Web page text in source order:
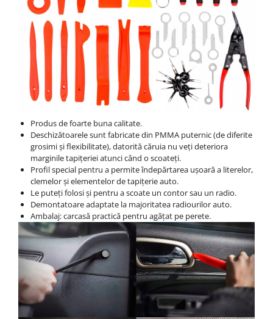
Produs de foarte buna calitate.
Deschizătoarele sunt fabricate din PMMA puternic (de diferite
grosimi și flexibilitate), datorită căruia nu veți deteriora
marginile tapițeriei atunci când o scoateți.
Profil special pentru a permite îndepărtarea ușoară a literelor,
clemelor și elementelor de tapițerie auto.
Le puteți folosi și pentru a scoate un contor sau un radio.
Demontatoare adaptate la majoritatea radiourilor auto.
Ambalaj: carcasă practică pentru agățat pe perete.